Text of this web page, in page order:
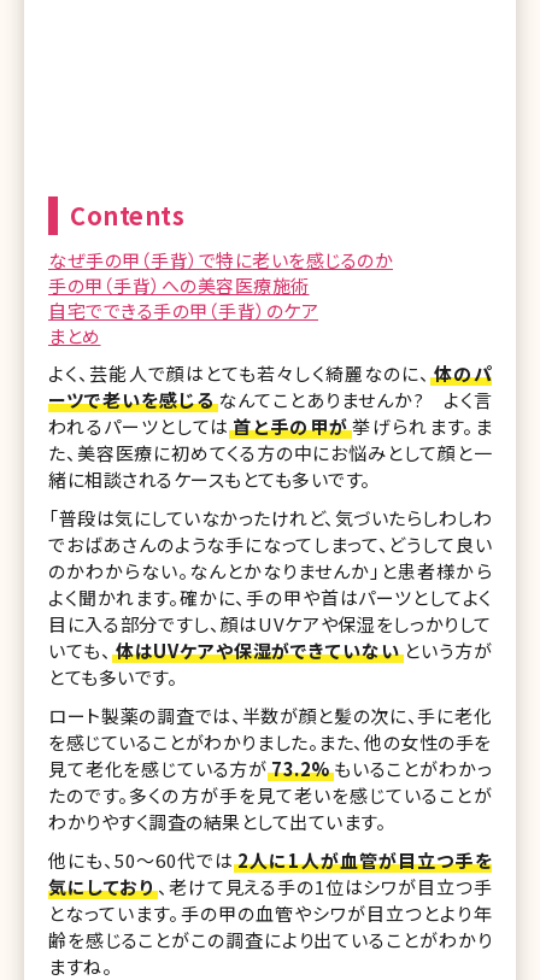
Contents
なぜ手の甲（手背）で特に老いを感じるのか
手の甲（手背）への美容医療施術
自宅でできる手の甲（手背）のケア
まとめ
よく、芸能人で顔はとても若々しく綺麗なのに、体のパ
ーツで老いを感じるなんてことありませんか? よく言
われるパーツとしては首と手の甲が挙げられます。ま
た、美容医療に初めてくる方の中にお悩みとして顔と一
緒に相談されるケースもとても多いです。
「普段は気にしていなかったけれど、気づいたらしわしわ
でおばあさんのような手になってしまって、どうして良い
のかわからない。なんとかなりませんか」と患者様から
よく聞かれます。確かに、手の甲や首はパーツとしてよく
目に入る部分ですし、顔はUVケアや保湿をしっかりして
いても、 体はUVケアや保湿ができていないという方が
とても多いです。
ロート製薬の調査では、半数が顔と髪の次に、手に老化
を感じていることがわかりました。また、他の女性の手を
見て老化を感じている方が73.2%もいることがわかっ
たのです。多くの方が手を見て老いを感じていることが
わかりやすく調査の結果として出ています。
他にも、50〜60代では2人に1人が血管が目立つ手を
気にしており、老けて見える手の1位はシワが目立つ手
となっています。手の甲の血管やシワが目立つとより年
齢を感じることがこの調査により出ていることがわかり
ますね。